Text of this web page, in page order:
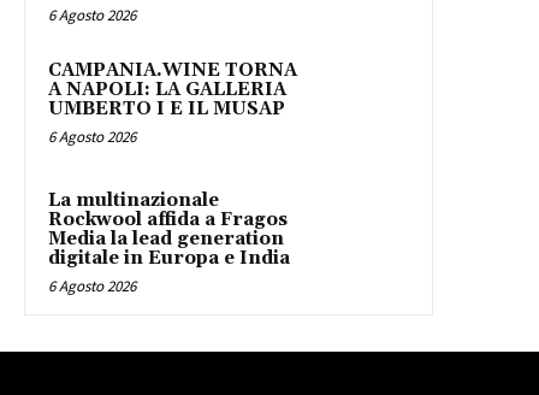
6 Agosto 2026
CAMPANIA.WINE TORNA
A NAPOLI: LA GALLERIA
UMBERTO I E IL MUSAP
6 Agosto 2026
La multinazionale
Rockwool affida a Fragos
Media la lead generation
digitale in Europa e India
6 Agosto 2026